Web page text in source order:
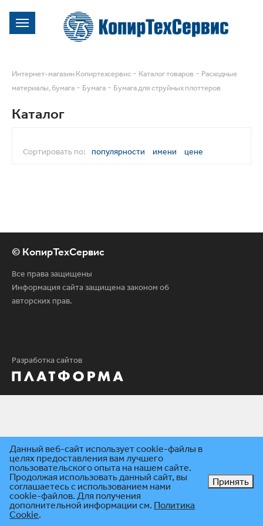
Интернет-магазин Копиртехсервис - Каталог товаров - Расходные
материалы, бумага - Бумага - Бумага для струйных плоттеров
Каталог
Сортировать по: популярности имени цене
© КопирТехСервис
Все права защищены
Информация сайта защищена законом об
авторских прав.
Разработка сайтов
Данный веб-сайт использует cookie-файлы в
целях предоставления вам лучшего
пользовательского опыта на нашем сайте.
Продолжая использовать данный сайт, вы
соглашаетесь с использованием нами
cookie-файлов. Для получения
дополнительной информации см. Политика
Cookie.
Принять